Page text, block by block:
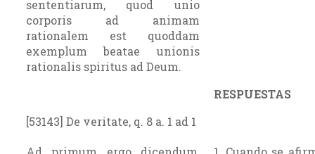
sententiarum, quod unio
corporis ad animam
rationalem est quoddam
exemplum beatae unionis
rationalis spiritus ad Deum.
RESPUESTAS
[53143] De veritate, q. 8 a. 1 ad 1